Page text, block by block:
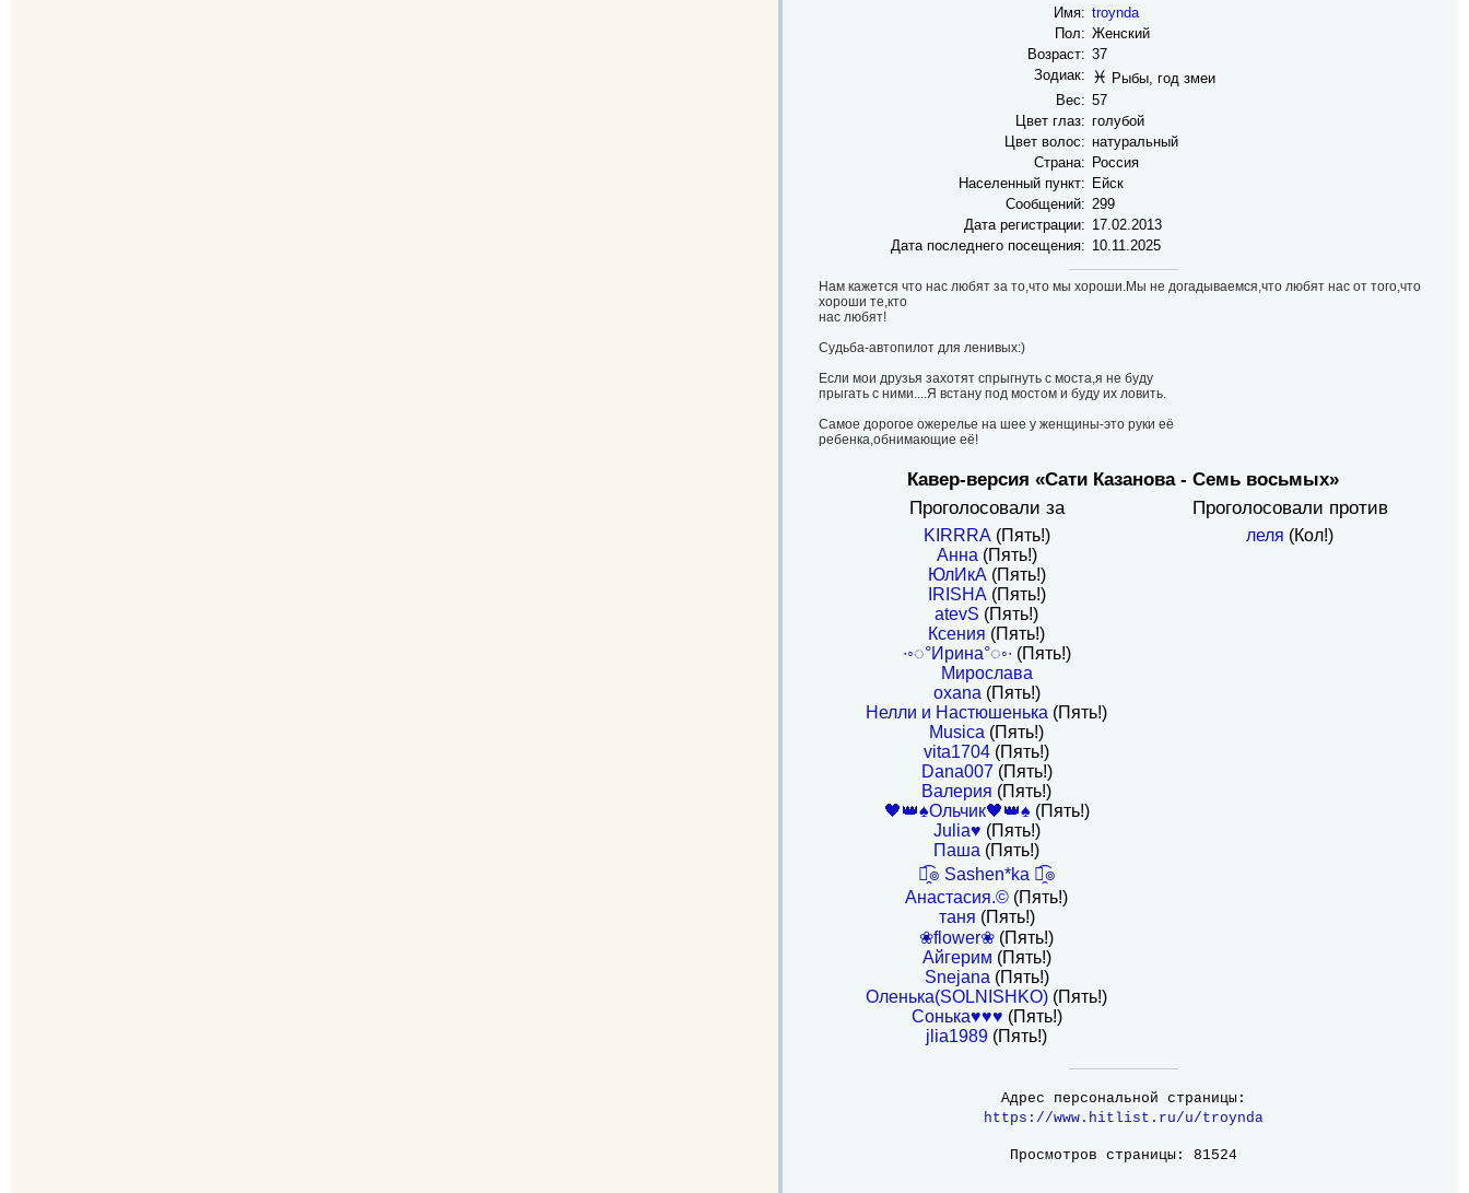
Имя: troynda
Пол: Женский
Возраст: 37
Зодиак: ♓ Рыбы, год змеи
Вес: 57
Цвет глаз: голубой
Цвет волос: натуральный
Страна: Россия
Населенный пункт: Ейск
Сообщений: 299
Дата регистрации: 17.02.2013
Дата последнего посещения: 10.11.2025
Нам кажется что нас любят за то,что мы хороши.Мы не догадываемся,что любят нас от того,что
хороши те,кто
нас любят!
Судьба-автопилот для ленивых:)
Если мои друзья захотят спрыгнуть с моста,я не буду
прыгать с ними....Я встану под мостом и буду их ловить.
Самое дорогое ожерелье на шее у женщины-это руки её
ребенка,обнимающие её!
Кавер-версия «Сати Казанова - Семь восьмых»
Проголосовали за
Проголосовали против
KIRRRA(Пять!)
Анна (Пять!)
ЮлИкА(Пять!)
IRISHA(Пять!)
atevS (Пять!)
Ксения (Пять!)
∙◦◌°Ирина°◌◦∙ (Пять!)
Мирослава
oxana (Пять!)
Нелли и Настюшенька (Пять!)
Musica (Пять!)
vita1704 (Пять!)
Dana007 (Пять!)
Валерия (Пять!)
🖤👑♠️Ольчик🖤👑♠️ (Пять!)
Julia♥ (Пять!)
Паша (Пять!)
๏̯͡๏ Sashen*ka ๏̯͡๏
Анастасия.© (Пять!)
таня (Пять!)
❀flower❀ (Пять!)
Айгерим (Пять!)
Snejana (Пять!)
Оленька(SOLNISHKO) (Пять!)
Сонька♥♥♥ (Пять!)
jlia1989 (Пять!)
леля (Кол!)
Адрес персональной страницы:
https://www.hitlist.ru/u/troynda
Просмотров страницы: 81524